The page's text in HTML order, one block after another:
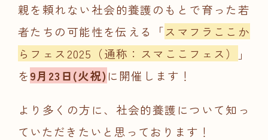
親を頼れない社会的養護のもとで育った若
者たちの可能性を伝える
「スマフラここか
らフェス2025（通称：スマここフェス）
」
を9月23日(火祝)に開催します！
より多くの方に、社会的養護について知っ
ていただきたいと思っております！